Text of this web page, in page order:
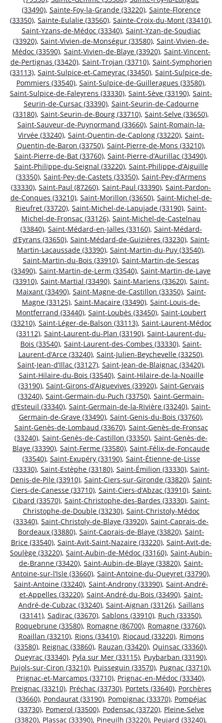
(33490), Sainte-Foy-la-Grande (33220), Sainte-Florence
(33350), Sainte-Eulalie (33560), Sainte-Croix-du-Mont (33410),
Saint-Yzans-de-Médoc (33340), Saint-Yzan-de-Soudiac
(33920), Saint-Vivien-de-Monségur (33580), Saint-Vivien-de-
Médoc (33590), Saint-Vivien-de-Blaye (33920), Saint-Vincent-
de-Pertignas (33420), Saint-Trojan (33710), Saint-Symphorien
(33113), Saint-Sulpice-et-Cameyrac (33450), Saint-Sulpice-de-
Pommiers (33540), Saint-Sulpice-de-Guilleragues (33580),
Saint-Sulpice-de-Faleyrens (33330), Saint-Sève (33190), Saint-
Seurin-de-Cursac (33390), Saint-Seurin-de-Cadourne
(33180), Saint-Seurin-de-Bourg (33710), Saint-Selve (33650),
Saint-Sauveur-de-Puynormand (33660), Saint-Romain-la-
Virvée (33240), Saint-Quentin-de-Caplong (33220), Saint-
Quentin-de-Baron (33750), Saint-Pierre-de-Mons (33210),
Saint-Pierre-de-Bat (33760), Saint-Pierre-d’Aurillac (33490),
Saint-Philippe-du-Seignal (33220), Saint-Philippe-d’Aiguille
(33350), Saint-Pey-de-Castets (33350), Saint-Pey-d’Armens
(33330), Saint-Paul (87260), Saint-Paul (33390), Saint-Pardon-
de-Conques (33210), Saint-Morillon (33650), Saint-Michel-de-
Rieufret (33720), Saint-Michel-de-Lapujade (33190), Saint-
Michel-de-Fronsac (33126), Saint-Michel-de-Castelnau
(33840), Saint-Médard-en-Jalles (33160), Saint-Médard-
d’Eyrans (33650), Saint-Médard-de-Guizières (33230), Saint-
Martin-Lacaussade (33390), Saint-Martin-du-Puy (33540),
Saint-Martin-du-Bois (33910), Saint-Martin-de-Sescas
(33490), Saint-Martin-de-Lerm (33540), Saint-Martin-de-Laye
(33910), Saint-Martial (33490), Saint-Mariens (33620), Saint-
Maixant (33490), Saint-Magne-de-Castillon (33350), Saint-
Magne (33125), Saint-Macaire (33490), Saint-Louis-de-
Montferrand (33440), Saint-Loubès (33450), Saint-Loubert
(33210), Saint-Léger-de-Balson (33113), Saint-Laurent-Médoc
(33112), Saint-Laurent-du-Plan (33190), Saint-Laurent-du-
Bois (33540), Saint-Laurent-des-Combes (33330), Saint-
Laurent-d’Arce (33240), Saint-Julien-Beychevelle (33250),
Saint-Jean-d’Illac (33127), Saint-Jean-de-Blaignac (33420),
Saint-Hilaire-du-Bois (33540), Saint-Hilaire-de-la-Noaille
(33190), Saint-Girons-d’Aiguevives (33920), Saint-Gervais
(33240), Saint-Germain-du-Puch (33750), Saint-Germain-
d’Esteuil (33340), Saint-Germain-de-la-Rivière (33240), Saint-
Germain-de-Grave (33490), Saint-Genis-du-Bois (33760),
Saint-Genès-de-Lombaud (33670), Saint-Genès-de-Fronsac
(33240), Saint-Genès-de-Castillon (33350), Saint-Genès-de-
Blaye (33390), Saint-Ferme (33580), Saint-Félix-de-Foncaude
(33540), Saint-Exupéry (33190), Saint-Étienne-de-Lisse
(33330), Saint-Estèphe (33180), Saint-Émilion (33330), Saint-
Denis-de-Pile (33910), Saint-Ciers-sur-Gironde (33820), Saint-
Ciers-de-Canesse (33710), Saint-Ciers-d’Abzac (33910), Saint-
Cibard (33570), Saint-Christophe-des-Bardes (33330), Saint-
Christophe-de-Double (33230), Saint-Christoly-Médoc
(33340), Saint-Christoly-de-Blaye (33920), Saint-Caprais-de-
Bordeaux (33880), Saint-Caprais-de-Blaye (33820), Saint-
Brice (33540), Saint-Avit-Saint-Nazaire (33220), Saint-Avit-de-
Soulège (33220), Saint-Aubin-de-Médoc (33160), Saint-Aubin-
de-Branne (33420), Saint-Aubin-de-Blaye (33820), Saint-
Antoine-sur-l’Isle (33660), Saint-Antoine-du-Queyret (33790),
Saint-Antoine (33240), Saint-Androny (33390), Saint-André-
et-Appelles (33220), Saint-André-du-Bois (33490), Saint-
André-de-Cubzac (33240), Saint-Aignan (33126), Saillans
(33141), Sadirac (33670), Sablons (33910), Ruch (33350),
Roquebrune (33580), Romagne (86700), Romagne (33760),
Roaillan (33210), Rions (33410), Riocaud (33220), Rimons
(33580), Reignac (33860), Rauzan (33420), Quinsac (33360),
Queyrac (33340), Pyla sur Mer (33115), Puybarban (33190),
Pujols-sur-Ciron (33210), Puisseguin (33570), Pugnac (33710),
Prignac-et-Marcamps (33710), Prignac-en-Médoc (33340),
Preignac (33210), Préchac (33730), Portets (33640), Porchères
(33660), Pondaurat (33190), Pompignac (33370), Pompéjac
(33730), Pomerol (33500), Podensac (33720), Pleine-Selve
(33820), Plassac (33390), Pineuilh (33220), Peujard (33240),